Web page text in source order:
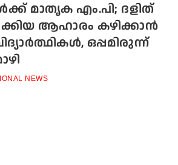
മാതൃക എം.പി; ദളിത്‌
ആഹാരം കഴിക്കാൻ
ഒപ്പമിരുന്ന്
NEWS